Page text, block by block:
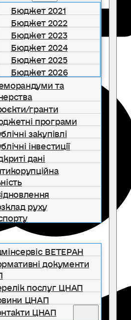
Бюджет 2021
Бюджет 2022
Бюджет 2023
Бюджет 2024
Бюджет 2025
Бюджет 2026
та
гранти
програми
закупівлі
інвестиції
дані
руху
ВЕТЕРАН
документи
послуг ЦНАП
ЦНАП
ЦНАП